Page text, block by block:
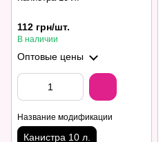
112 грн/шт.
В наличии
Оптовые цены
Название модификации
Канистра 10 л.